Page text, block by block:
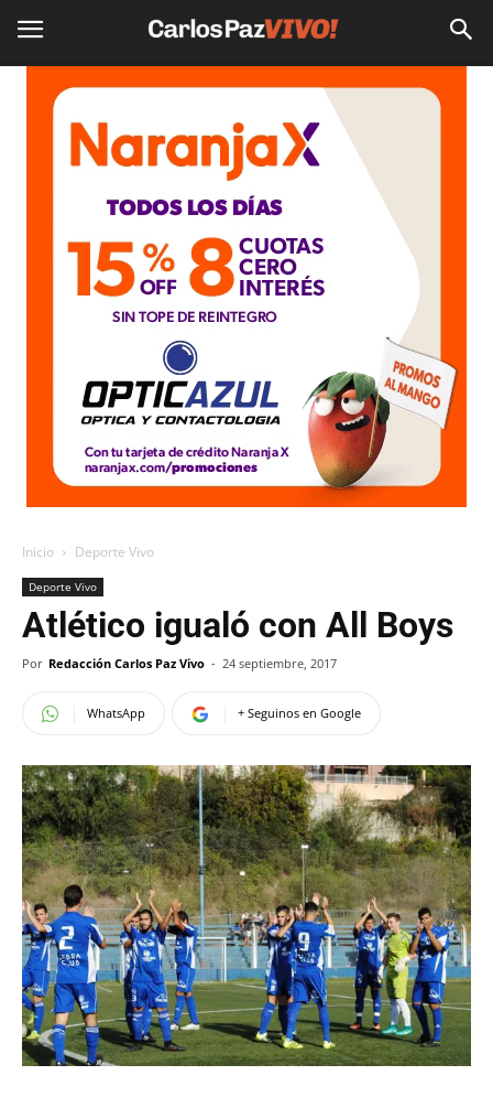
Inicio Deporte Vivo
Deporte Vivo
Atlético igualó con All Boys
Por Redacción Carlos Paz Vivo - 24 septiembre, 2017
WhatsApp + Seguinos en Google